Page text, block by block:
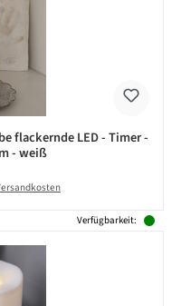
flackernde LED - Timer -
- weiß
Preis:
Verfügbarkeit: